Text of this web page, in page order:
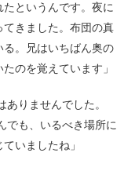
というんです。夜に
きました。布団の真
。兄はいちばん奥の
のを覚えています」
りませんでした。
も、いるべき場所に
いましたね」